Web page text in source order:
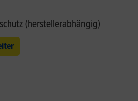
(herstellerabhängig)